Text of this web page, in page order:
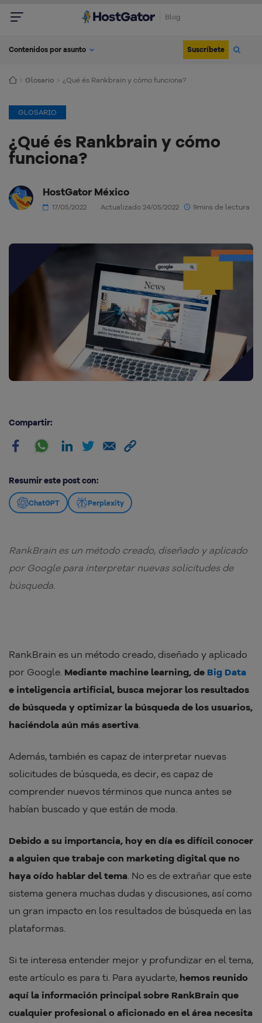
Blog
Contenidos por asunto Suscríbete
Glosario ¿Qué és Rankbrain y cómo funciona?
GLOSARIO
¿Qué és Rankbrain y cómo
funciona?
HostGator México
17/05/2022 Actualizado 24/05/2022 9mins de lectura
Compartir:
Resumir este post con:
ChatGPT Perplexity
RankBrain es un método creado, diseñado y aplicado
por Google para interpretar nuevas solicitudes de
búsqueda.
RankBrain es un método creado, diseñado y aplicado
por Google. Mediante machine learning, de Big Data
e inteligencia artificial, busca mejorar los resultados
de búsqueda y optimizar la búsqueda de los usuarios,
haciéndola aún más asertiva.
Además, también es capaz de interpretar nuevas
solicitudes de búsqueda, es decir, es capaz de
comprender nuevos términos que nunca antes se
habían buscado y que están de moda.
Debido a su importancia, hoy en día es difícil conocer
a alguien que trabaje con marketing digital que no
haya oído hablar del tema. No es de extrañar que este
sistema genera muchas dudas y discusiones, así como
un gran impacto en los resultados de búsqueda en las
plataformas.
Si te interesa entender mejor y profundizar en el tema,
este artículo es para ti. Para ayudarte, hemos reunido
aquí la información principal sobre RankBrain que
cualquier profesional o aficionado en el área necesita